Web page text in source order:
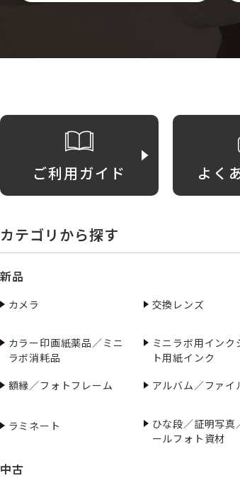
ご利用ガイド よく
カテゴリから探す
新品
カメラ 交換レンズ
カラー印画紙薬品／ミニ
ラボ消耗品
ミニラボ用インク
ト用紙インク
額縁／フォトフレーム
アルバム／ファイ
ラミネート
ひな段／証明写真
ールフォト資材
中古